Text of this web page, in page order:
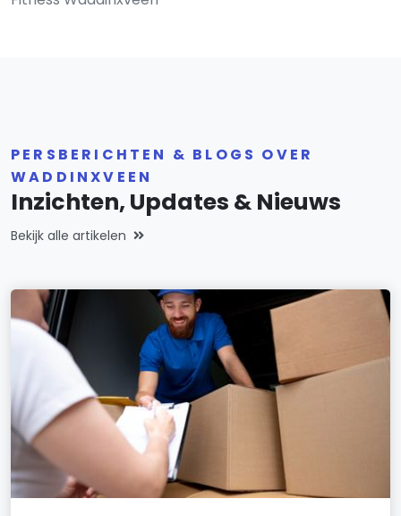
PERSBERICHTEN & BLOGS OVER
WADDINXVEEN
Inzichten, Updates & Nieuws
Bekijk alle artikelen